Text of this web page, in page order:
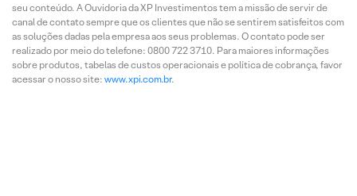
seu conteúdo. A Ouvidoria da XP Investimentos tem a missão de servir de
canal de contato sempre que os clientes que não se sentirem satisfeitos com
as soluções dadas pela empresa aos seus problemas. O contato pode ser
realizado por meio do telefone: 0800 722 3710. Para maiores informações
sobre produtos, tabelas de custos operacionais e política de cobrança, favor
acessar o nosso site: www.xpi.com.br.